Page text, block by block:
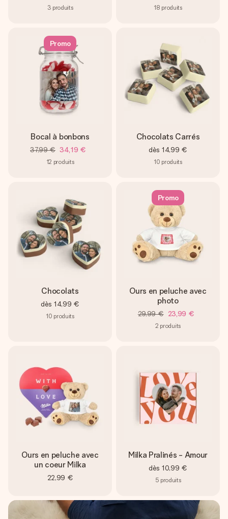
3 produits 18 produits
Promo
Bocal à bonbons
37,99 € 34,19 €
12 produits
Chocolats Carrés
dès 14,99 €
10 produits
Chocolats
dès 14,99 €
10 produits
Promo
Ours en peluche avec
photo
29,99 € 23,99 €
2 produits
Ours en peluche avec
un coeur Milka
22,99 €
Milka Pralinés - Amour
dès 10,99 €
5 produits